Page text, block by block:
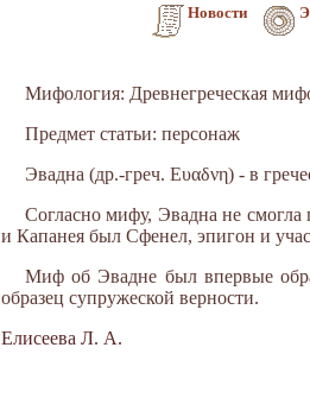
Новости
Мифология: Древнегреческая
Предмет статьи: персонаж
Эвадна (др.-греч. Ευαδνη) - в
Согласно мифу, Эвадна не
и Капанея был Сфенел, эпигон и
Миф об Эвадне был впервые
образец супружеской верности.
Елисеева Л. А.